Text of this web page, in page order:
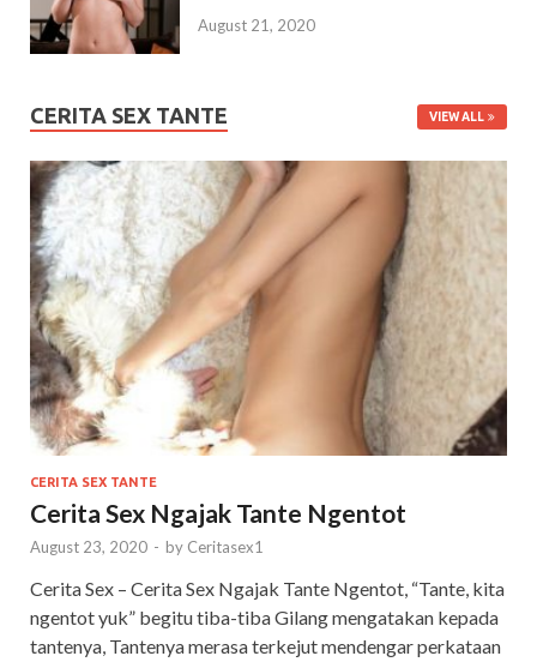
August 21, 2020
CERITA SEX TANTE VIEW ALL
CERITA SEX TANTE
Cerita Sex Ngajak Tante Ngentot
August 23, 2020 - by Ceritasex1
Cerita Sex – Cerita Sex Ngajak Tante Ngentot, “Tante, kita
ngentot yuk” begitu tiba-tiba Gilang mengatakan kepada
tantenya, Tantenya merasa terkejut mendengar perkataan